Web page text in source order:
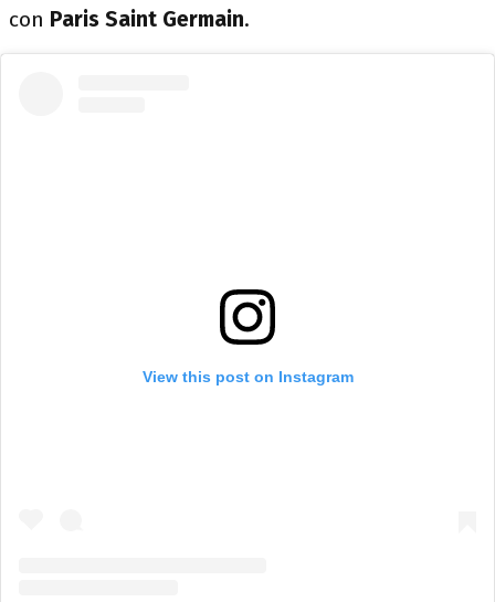
con Paris Saint Germain.
View this post on Instagram